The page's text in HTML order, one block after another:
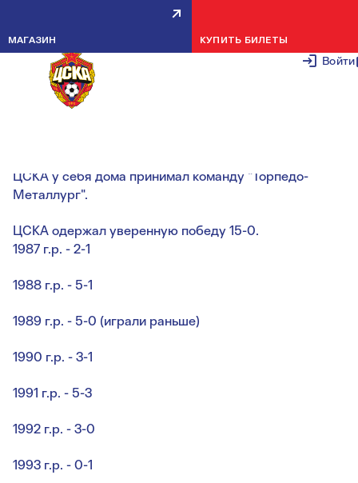
Войти
МАГАЗИН КУПИТЬ БИЛЕТЫ
НОВОСТИ ДЮСШ: ЛЕТНЕЕ
ПЕРВЕНСТВО МОСКВЫ
ЦСКА у себя дома принимал команду "Торпедо-
Металлург".
ЦСКА одержал уверенную победу 15-0.
1987 г.р. - 2-1
1988 г.р. - 5-1
1989 г.р. - 5-0 (играли раньше)
1990 г.р. - 3-1
1991 г.р. - 5-3
1992 г.р. - 3-0
1993 г.р. - 0-1